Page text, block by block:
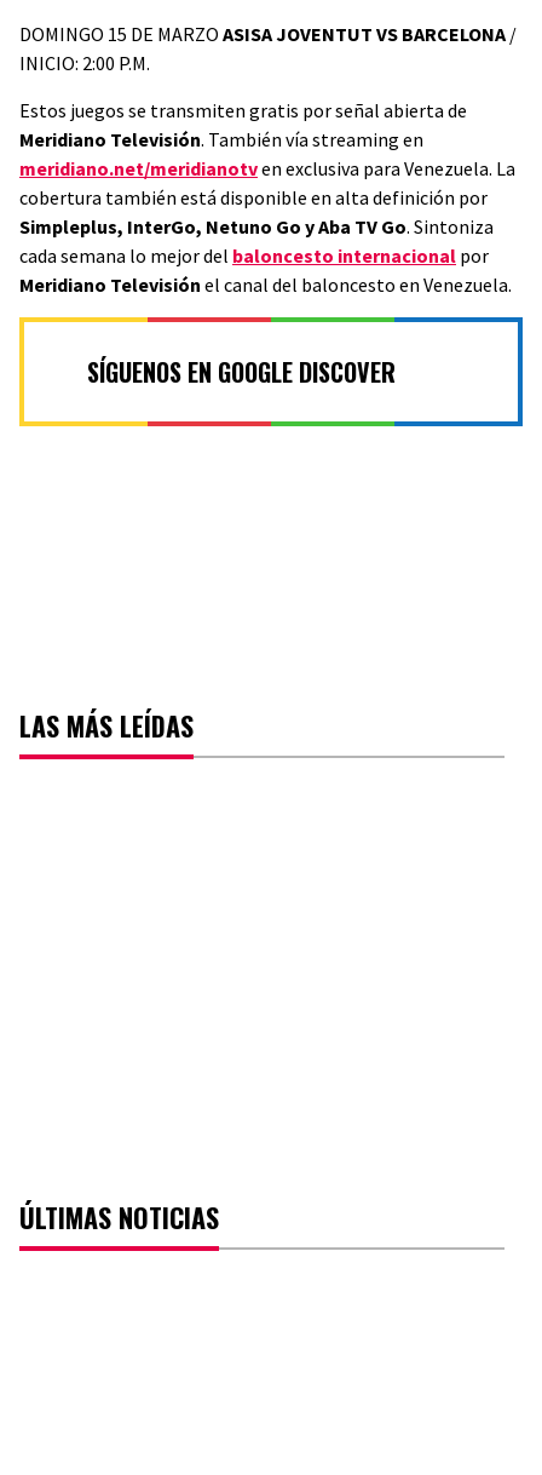
DOMINGO 15 DE MARZO ASISA JOVENTUT VS BARCELONA /
INICIO: 2:00 P.M.
Estos juegos se transmiten gratis por señal abierta de
Meridiano Televisión. También vía streaming en
meridiano.net/meridianotven exclusiva para Venezuela. La
cobertura también está disponible en alta definición por
Simpleplus, InterGo, Netuno Go y Aba TV Go. Sintoniza
cada semana lo mejor del baloncesto internacional por
Meridiano Televisión el canal del baloncesto en Venezuela.
SÍGUENOS EN GOOGLE DISCOVER
LAS MÁS LEÍDAS
ÚLTIMAS NOTICIAS